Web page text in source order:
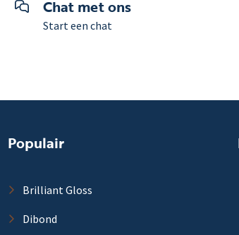
Chat met ons
Start een chat
Populair
Brilliant Gloss
Dibond